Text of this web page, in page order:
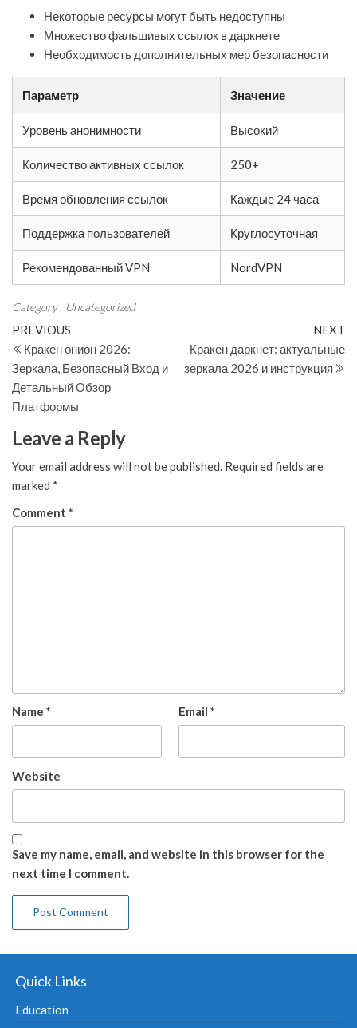
Некоторые ресурсы могут быть недоступны
Множество фальшивых ссылок в даркнете
Необходимость дополнительных мер безопасности
Параметр Значение
Уровень анонимности Высокий
Количество активных ссылок 250+
Время обновления ссылок Каждые 24 часа
Поддержка пользователей Круглосуточная
Рекомендованный VPN NordVPN
Category Uncategorized
Post
navigation
Previous
Post
PREVIOUS
Кракен онион 2026:
Зеркала, Безопасный Вход и
Детальный Обзор
Платформы
NEXT
Кракен даркнет: актуальные
зеркала 2026 и инструкция
Leave a Reply
Your email address will not be published. Required fields are
marked *
Comment *
Name * Email *
Website
Save my name, email, and website in this browser for the
next time I comment.
Quick Links
Education